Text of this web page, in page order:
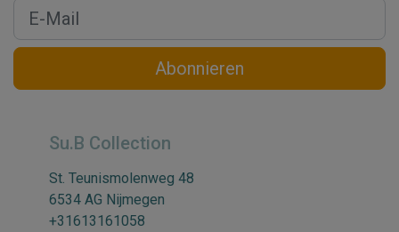
Abonnieren
Su.B Collection
St. Teunismolenweg 48
6534 AG Nijmegen
+31613161058